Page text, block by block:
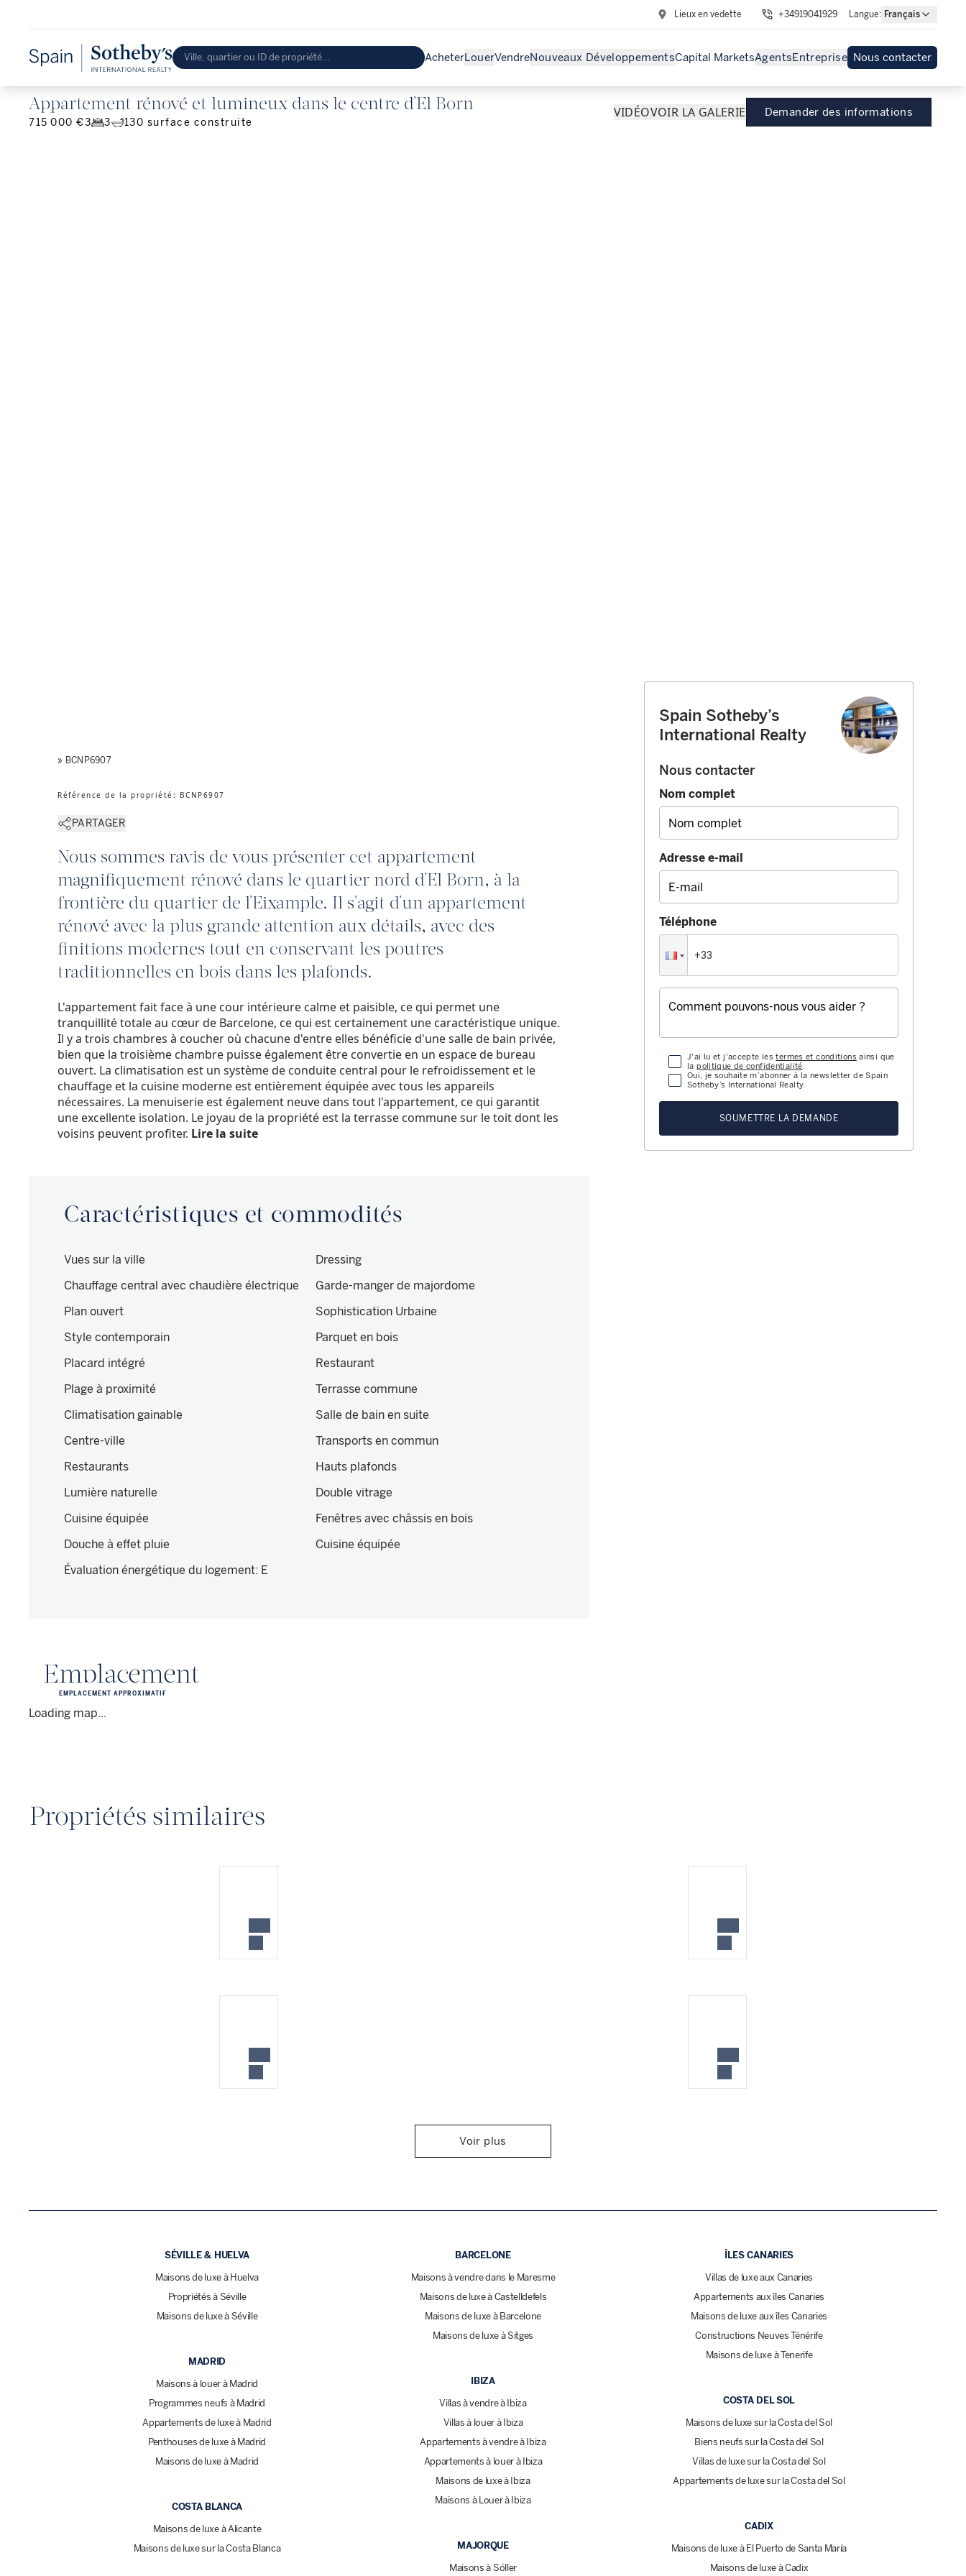
Lieux en vedette +34919041929 Langue: Français
AcheterLouerVendreNouveaux DéveloppementsCapital MarketsAgentsEntreprise Nous contacter
Appartement rénové et lumineux dans le centre d'El Born
715 000 €3 3 130 surface construite
VIDÉOVOIR LA GALERIE Demander des informations
» BCNP6907
Référence de la propriété : BCNP6907
PARTAGER
Nous sommes ravis de vous présenter cet appartement
magnifiquement rénové dans le quartier nord d'El Born, à la
frontière du quartier de l'Eixample. Il s'agit d'un appartement
rénové avec la plus grande attention aux détails, avec des
finitions modernes tout en conservant les poutres
traditionnelles en bois dans les plafonds.
L'appartement fait face à une cour intérieure calme et paisible, ce qui permet une
tranquillité totale au cœur de Barcelone, ce qui est certainement une caractéristique unique.
Il y a trois chambres à coucher où chacune d'entre elles bénéficie d'une salle de bain privée,
bien que la troisième chambre puisse également être convertie en un espace de bureau
ouvert. La climatisation est un système de conduite central pour le refroidissement et le
chauffage et la cuisine moderne est entièrement équipée avec tous les appareils
nécessaires. La menuiserie est également neuve dans tout l'appartement, ce qui garantit
une excellente isolation. Le joyau de la propriété est la terrasse commune sur le toit dont les
voisins peuvent profiter. Lire la suite
Caractéristiques et commodités
Vues sur la ville
Dressing
Chauffage central avec chaudière électrique
Garde-manger de majordome
Plan ouvert
Sophistication Urbaine
Style contemporain
Parquet en bois
Placard intégré
Restaurant
Plage à proximité
Terrasse commune
Climatisation gainable
Salle de bain en suite
Centre-ville
Transports en commun
Restaurants
Hauts plafonds
Lumière naturelle
Double vitrage
Cuisine équipée
Fenêtres avec châssis en bois
Douche à effet pluie
Cuisine équipée
Évaluation énergétique du logement: E
Emplacement
Loading map...
EMPLACEMENT APPROXIMATIF
Spain Sotheby’s
International Realty
Nous contacter
Nom complet
Adresse e-mail
Téléphone
J'ai lu et j'accepte lestermes et conditions ainsi que
lapolitique de confidentialité.
Oui, je souhaite m’abonner à la newsletter de Spain
Sotheby’s International Realty.
SOUMETTRE LA DEMANDE
Propriétés similaires
Voir plus
SÉVILLE & HUELVA
Maisons de luxe à Huelva
Propriétés à Séville
Maisons de luxe à Séville
MADRID
Maisons à louer à Madrid
Programmes neufs à Madrid
Appartements de luxe à Madrid
Penthouses de luxe à Madrid
Maisons de luxe à Madrid
COSTA BLANCA
Maisons de luxe à Alicante
Maisons de luxe sur la Costa Blanca
BARCELONE
Maisons à vendre dans le Maresme
Maisons de luxe à Castelldefels
Maisons de luxe à Barcelone
Maisons de luxe à Sitges
IBIZA
Villas à vendre à Ibiza
Villas à louer à Ibiza
Appartements à vendre à Ibiza
Appartements à louer à Ibiza
Maisons de luxe à Ibiza
Maisons à Louer à Ibiza
MAJORQUE
Maisons à Sóller
ÎLES CANARIES
Villas de luxe aux Canaries
Appartements aux îles Canaries
Maisons de luxe aux îles Canaries
Constructions Neuves Ténérife
Maisons de luxe à Tenerife
COSTA DEL SOL
Maisons de luxe sur la Costa del Sol
Biens neufs sur la Costa del Sol
Villas de luxe sur la Costa del Sol
Appartements de luxe sur la Costa del Sol
CADIX
Maisons de luxe à El Puerto de Santa María
Maisons de luxe à Cadix